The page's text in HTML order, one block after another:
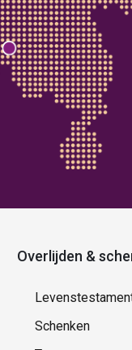
Overlijden &
Schenken